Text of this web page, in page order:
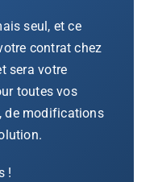
seul, et ce
contrat chez
sera votre
toutes vos
de modifications
!